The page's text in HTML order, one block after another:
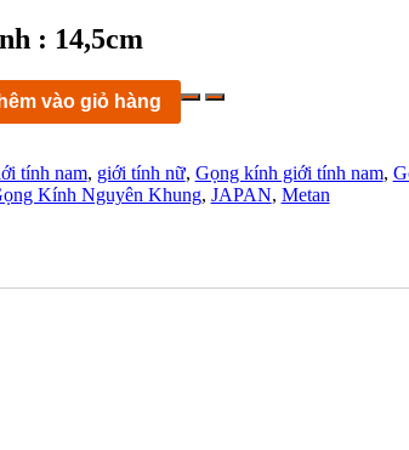
: 14,5cm
vào giỏ hàng
tính nam, giới tính nữ, Gọng kính giới tính nam,
Kính Nguyên Khung, JAPAN, Metan